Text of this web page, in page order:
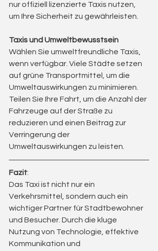
nur offiziell lizenzierte Taxis nutzen,
um Ihre Sicherheit zu gewährleisten.
Taxis und Umweltbewusstsein
Wählen Sie umweltfreundliche Taxis,
wenn verfügbar. Viele Städte setzen
auf grüne Transportmittel, um die
Umweltauswirkungen zu minimieren.
Teilen Sie Ihre Fahrt, um die Anzahl der
Fahrzeuge auf der Straße zu
reduzieren und einen Beitrag zur
Verringerung der
Umweltauswirkungen zu leisten.
Fazit:
Das Taxi ist nicht nur ein
Verkehrsmittel, sondern auch ein
wichtiger Partner für Stadtbewohner
und Besucher. Durch die kluge
Nutzung von Technologie, effektive
Kommunikation und